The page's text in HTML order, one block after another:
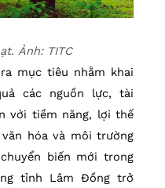
. Ảnh: TITC
mục tiêu nhằm khai
các nguồn lực, tài
với tiềm năng, lợi thế
hóa và môi trường
biến mới trong
tỉnh Lâm Đồng trở